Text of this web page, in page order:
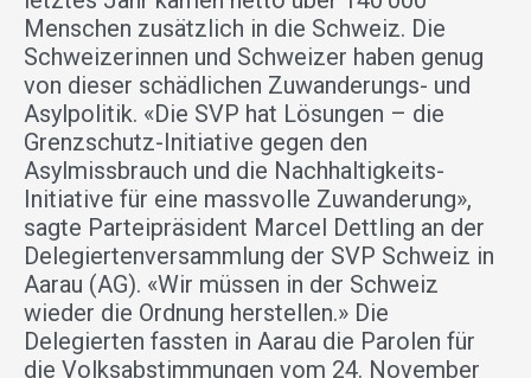
Menschen zusätzlich in die Schweiz. Die
Schweizerinnen und Schweizer haben genug
von dieser schädlichen Zuwanderungs- und
Asylpolitik. «Die SVP hat Lösungen – die
Grenzschutz-Initiative gegen den
Asylmissbrauch und die Nachhaltigkeits-
Initiative für eine massvolle Zuwanderung»,
sagte Parteipräsident Marcel Dettling an der
Delegiertenversammlung der SVP Schweiz in
Aarau (AG). «Wir müssen in der Schweiz
wieder die Ordnung herstellen.» Die
Delegierten fassten in Aarau die Parolen für
die Volksabstimmungen vom 24. November